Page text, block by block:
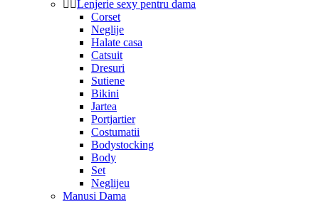
Lenjerie sexy pentru dama
Corset
Neglije
Halate casa
Catsuit
Dresuri
Sutiene
Bikini
Jartea
Portjartier
Costumatii
Bodystocking
Body
Set
Neglijeu
Manusi Dama